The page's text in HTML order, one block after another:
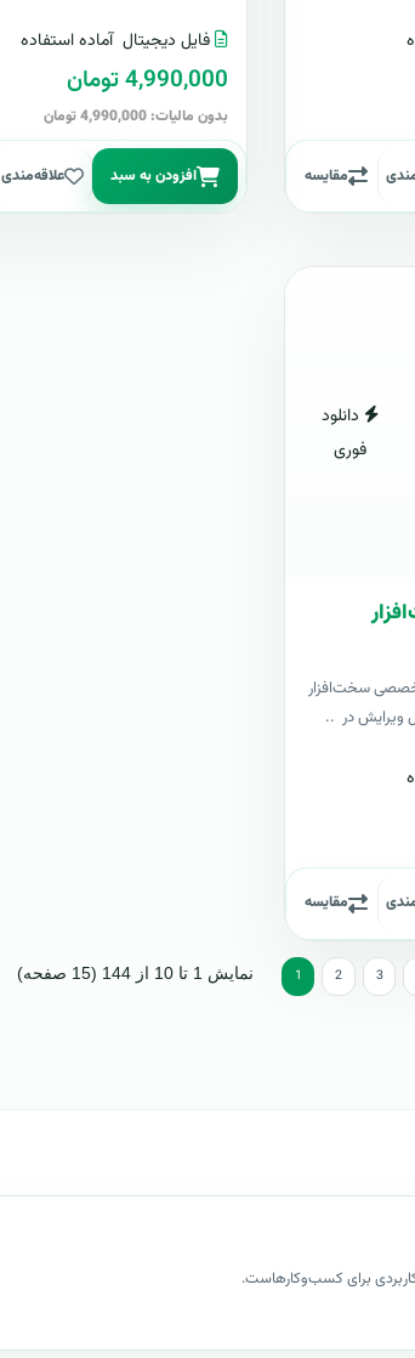
مقایسه
فایل دیجیتال آماده استفاده
4,990,000 تومان
بدون مالیات: 4,990,000 تومان
افزودن به سبد علاقه‌مندی
دانلود
فوری
سخت‌افزار
ویرایش در ..
مقایسه
1 2 3 نمایش 1 تا 10 از 144 (15 صفحه)
کاربردی برای کسب‌وکارهاست.